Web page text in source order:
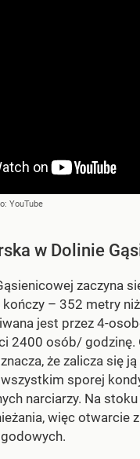
YouTube
w Dolinie
zaczyna
– 352 metry
jest przez 4-
2400 osób/ godzinę.
że zalicza się
sporej
narciarzy. Na
więc otwarcie